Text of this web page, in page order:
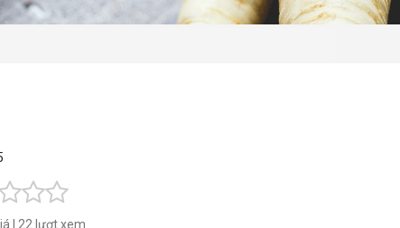
22 lượt xem